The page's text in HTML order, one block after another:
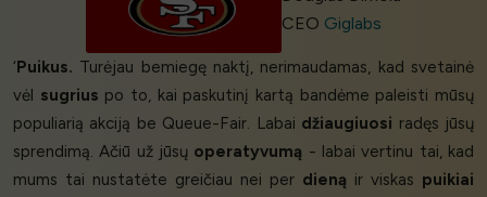
CEO Giglabs
‘ Puikus. Turėjau bemiegę naktį, nerimaudamas, kad svetainė
vėl sugrius po to, kai paskutinį kartą bandėme paleisti mūsų
populiarią akciją be Queue-Fair. Labai džiaugiuosi radęs jūsų
sprendimą. Ačiū už jūsų operatyvumą - labai vertinu tai, kad
mums tai nustatėte greičiau nei per dieną ir viskas puikiai